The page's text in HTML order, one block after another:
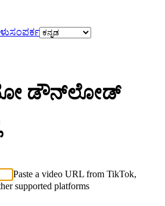
ಸಂಪರ್ಕ
ಡೌನ್‌ಲೋಡ್
Paste a video URL from TikTok,
supported platforms